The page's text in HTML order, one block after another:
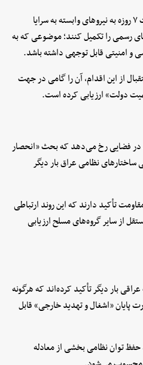
صدر نیز برای اجرای این تصمیم، مهلت ۷ روزه به نیروهای وابسته به سرایا
رسمی را تکمیل کنند؛ موضوعی که به
و امنیتی قابل توجهی داشته باشد.
از این اقدام، آن را گامی در جهت
دولت» ارزیابی کرده است.
در فضایی رخ می‌دهد که بحث «انحصار
ساختارهای نظامی عراق بار دیگر
تأکید دارند که این روند ارتباطی
از سایر گروه‌های مسلح ارزیابی
بار دیگر تأکید کرده‌اند که هرگونه
پایان «اشغال و تهدید خارجی» قابل
حفظ توان نظامی بخشی از معادله